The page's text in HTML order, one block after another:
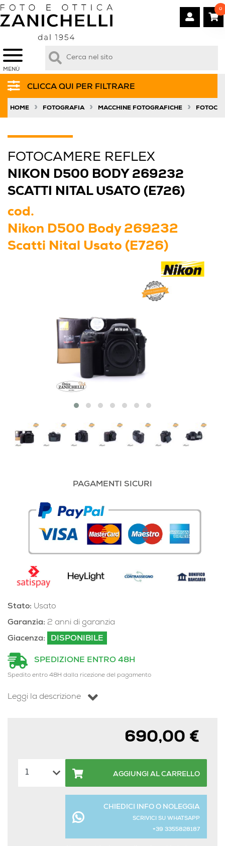
MENÙ
0
CLICCA QUI PER FILTRARE
HOME » FOTOGRAFIA » MACCHINE FOTOGRAFICHE »
FOTOCAMERE REFLEX
NIKON D500 BODY 269232
SCATTI NITAL USATO (E726)
cod.
Nikon D500 Body 269232
Scatti Nital Usato (E726)
PAGAMENTI SICURI
Stato: Usato
Garanzia: 2 anni di garanzia
Giacenza:
DISPONIBILE
SPEDIZIONE ENTRO 48H
Spedito entro 48H dalla ricezione del pagamento
Leggi la descrizione
690,00 €
AGGIUNGI AL CARRELLO
CHIEDICI INFO O NOLEGGIA
SCRIVICI SU WHATSAPP
+39 3355828187